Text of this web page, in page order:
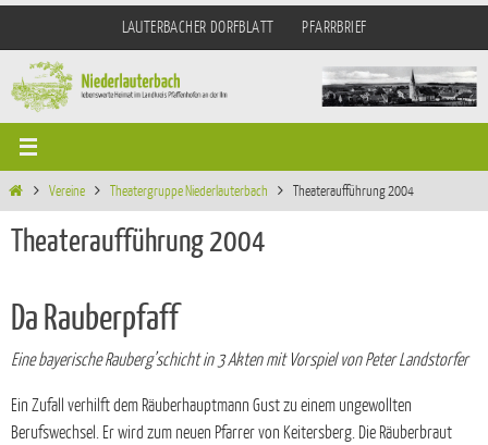
springen
LAUTERBACHER DORFBLATT PFARRBRIEF
StartVereine Theatergruppe Niederlauterbach Theateraufführung 2004
Theateraufführung 2004
Da Rauberpfaff
Eine bayerische Rauberg’schicht in 3 Akten mit Vorspiel von Peter Landstorfer
Ein Zufall verhilft dem Räuberhauptmann Gust zu einem ungewollten
Berufswechsel. Er wird zum neuen Pfarrer von Keitersberg. Die Räuberbraut